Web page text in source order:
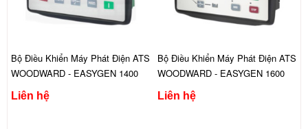
Bộ Điều Khiển Máy Phát Điện ATS
WOODWARD - EASYGEN 1400
Liên hệ
Bộ Điều Khiển Máy Phát Điện ATS
WOODWARD - EASYGEN 1600
Liên hệ